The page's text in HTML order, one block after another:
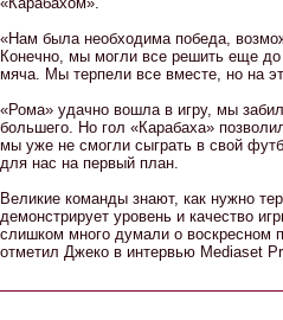
«Нам была необходима победа,
Конечно, мы могли все решить еще
мяча. Мы терпели все вместе, но на
«Рома» удачно вошла в игру, мы
большего. Но гол «Карабаха»
мы уже не смогли сыграть в свой
для нас на первый план.
Великие команды знают, как нужно
демонстрирует уровень и качество
слишком много думали о воскресном
отметил Джеко в интервью Mediaset